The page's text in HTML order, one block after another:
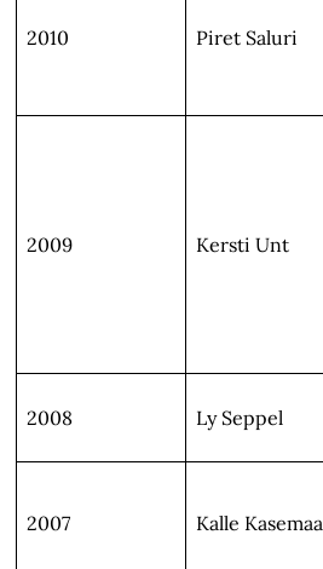
2010 Piret Saluri
2009 Kersti Unt
2008 Ly Seppel
2007 Kalle Kasemaa